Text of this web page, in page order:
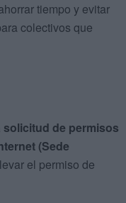
tiempo y evitar
colectivos que
de permisos
(Sede
el permiso de